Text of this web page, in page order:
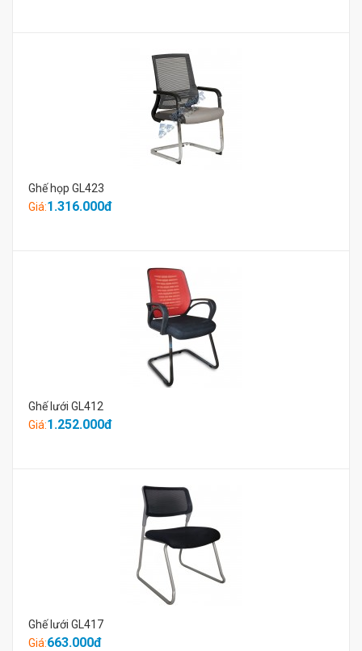
Ghế họp GL423
Giá:1.316.000đ
Ghế lưới GL412
Giá:1.252.000đ
Ghế lưới GL417
Giá:663.000đ